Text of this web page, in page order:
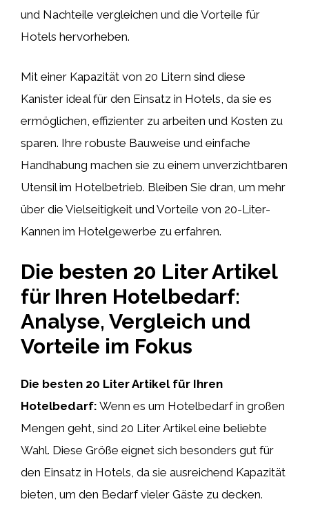
und Nachteile vergleichen und die Vorteile für
Hotels hervorheben.
Mit einer Kapazität von 20 Litern sind diese
Kanister ideal für den Einsatz in Hotels, da sie es
ermöglichen, effizienter zu arbeiten und Kosten zu
sparen. Ihre robuste Bauweise und einfache
Handhabung machen sie zu einem unverzichtbaren
Utensil im Hotelbetrieb. Bleiben Sie dran, um mehr
über die Vielseitigkeit und Vorteile von 20-Liter-
Kannen im Hotelgewerbe zu erfahren.
Die besten 20 Liter Artikel
für Ihren Hotelbedarf:
Analyse, Vergleich und
Vorteile im Fokus
Die besten 20 Liter Artikel für Ihren
Hotelbedarf: Wenn es um Hotelbedarf in großen
Mengen geht, sind 20 Liter Artikel eine beliebte
Wahl. Diese Größe eignet sich besonders gut für
den Einsatz in Hotels, da sie ausreichend Kapazität
bieten, um den Bedarf vieler Gäste zu decken.